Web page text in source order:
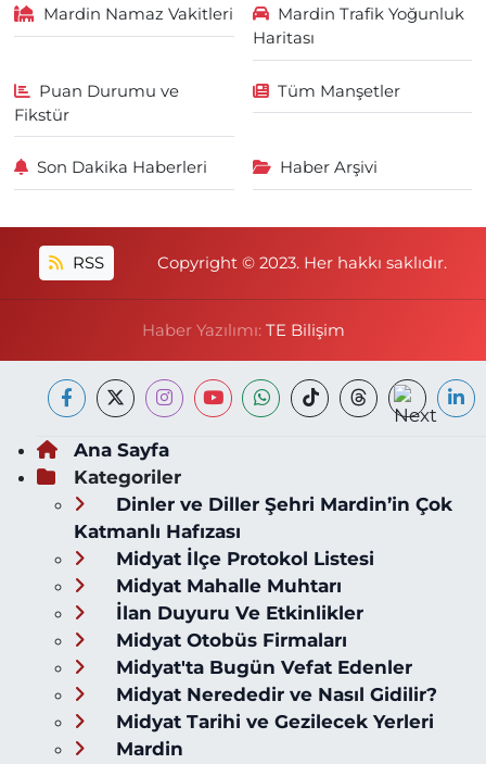
Mardin Namaz Vakitleri
Mardin Trafik Yoğunluk
Haritası
Puan Durumu ve
Fikstür
Tüm Manşetler
Son Dakika Haberleri Haber Arşivi
RSS Copyright © 2023. Her hakkı saklıdır.
Haber Yazılımı: TE Bilişim
Ana Sayfa
Kategoriler
Dinler ve Diller Şehri Mardin’in Çok
Katmanlı Hafızası
Midyat İlçe Protokol Listesi
Midyat Mahalle Muhtarı
İlan Duyuru Ve Etkinlikler
Midyat Otobüs Firmaları
Midyat'ta Bugün Vefat Edenler
Midyat Nerededir ve Nasıl Gidilir?
Midyat Tarihi ve Gezilecek Yerleri
Mardin